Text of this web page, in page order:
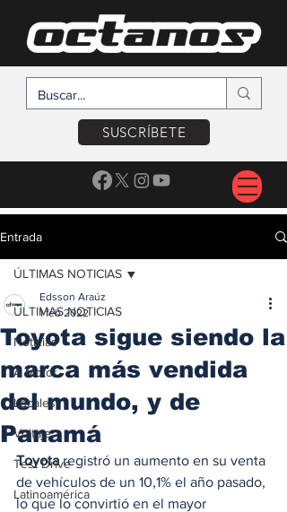
SUSCRÍBETE
Entrada
ÚLTIMAS NOTICIAS
Noticias
A Motor
Locales
Voltaje
Test Drive
Latinoamérica
ÚLTIMAS NOTICIAS
Toyota sigue siendo la
marca más vendida
del mundo, y de
Panamá
Edsson Araúz
1 feb 2022
Toyota registró un aumento en su venta
de vehículos de un 10,1% el año pasado,
lo que lo convirtió en el mayor